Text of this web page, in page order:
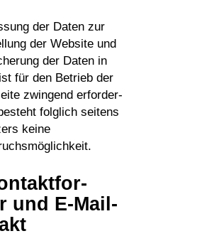
der Daten zur
der Website und
der Daten in
für den Betrieb der
zwin­gend erfor­der­
folg­lich seitens
keine
und E‑Mail-